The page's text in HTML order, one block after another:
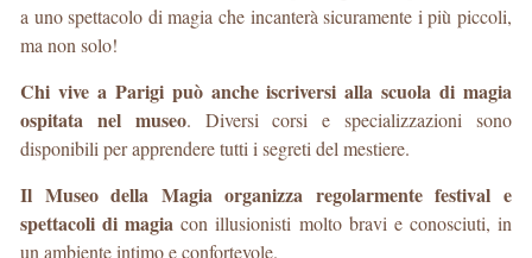
a uno spettacolo di magia che incanterà sicuramente i più piccoli,
ma non solo!
Chi vive a Parigi può anche iscriversi alla scuola di magia
ospitata nel museo. Diversi corsi e specializzazioni sono
disponibili per apprendere tutti i segreti del mestiere.
Il Museo della Magia organizza regolarmente festival e
spettacoli di magia con illusionisti molto bravi e conosciuti, in
un ambiente intimo e confortevole.